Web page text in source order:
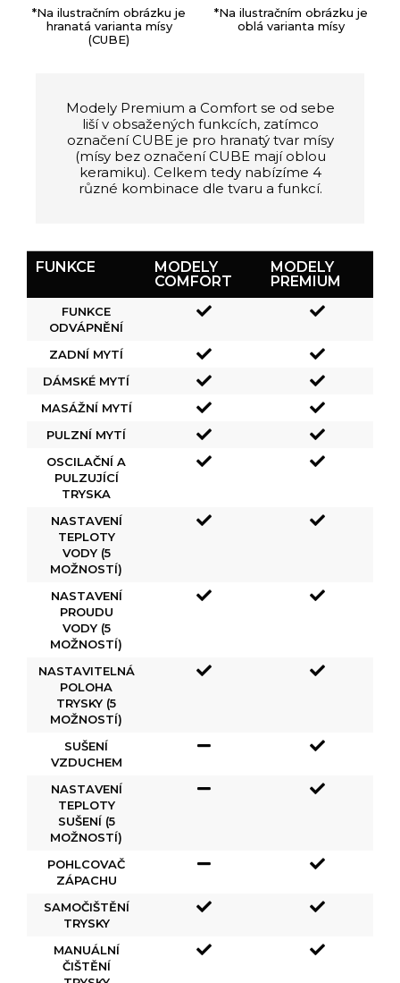
*Na ilustračním obrázku je
hranatá varianta mísy
(CUBE)
*Na ilustračním obrázku je
oblá varianta mísy
Modely Premium a Comfort se od sebe
liší v obsažených funkcích, zatímco
označení CUBE je pro hranatý tvar mísy
(mísy bez označení CUBE mají oblou
keramiku). Celkem tedy nabízíme 4
různé kombinace dle tvaru a funkcí.
FUNKCE
MODELY
COMFORT
MODELY
PREMIUM
FUNKCE
ODVÁPNĚNÍ
ZADNÍ MYTÍ
DÁMSKÉ MYTÍ
MASÁŽNÍ MYTÍ
PULZNÍ MYTÍ
OSCILAČNÍ A
PULZUJÍCÍ
TRYSKA
NASTAVENÍ
TEPLOTY
VODY (5
MOŽNOSTÍ)
NASTAVENÍ
PROUDU
VODY (5
MOŽNOSTÍ)
NASTAVITELNÁ
POLOHA
TRYSKY (5
MOŽNOSTÍ)
SUŠENÍ
VZDUCHEM
NASTAVENÍ
TEPLOTY
SUŠENÍ (5
MOŽNOSTÍ)
POHLCOVAČ
ZÁPACHU
SAMOČIŠTĚNÍ
TRYSKY
MANUÁLNÍ
ČIŠTĚNÍ